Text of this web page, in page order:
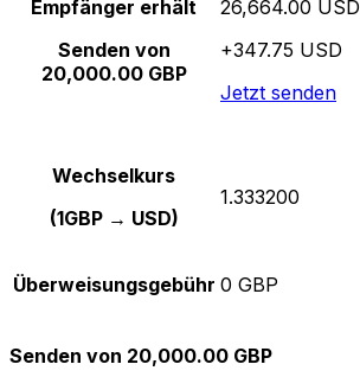
Empfänger erhält
Senden von
20,000.00 GBP
26,664.00 USD
+347.75 USD
Jetzt senden
Wechselkurs
(1GBP → USD)
1.333200
Überweisungsgebühr 0 GBP
Senden von 20,000.00 GBP